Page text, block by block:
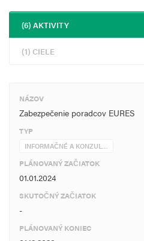
(6) AKTIVITY
(1) CIELE
NÁZOV
Zabezpečenie poradcov EURES
TYP
INFORMAČNÉ A KONZUL…
PLÁNOVANÝ ZAČIATOK
01.01.2024
SKUTOČNÝ ZAČIATOK
-
PLÁNOVANÝ KONIEC